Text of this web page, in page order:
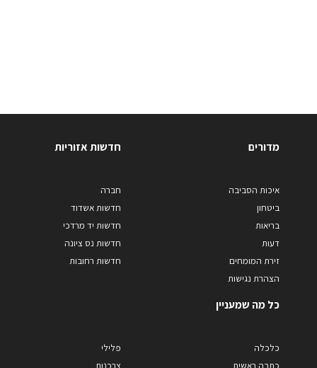
מדורים
איכות הסביבה
ביטחון
בריאות
דעות
זירת המומחים
הצהרת נגישות
חדשות אזוריות
חברה
חדשות אשדוד
חדשות יד מרדכי
חדשות נס ציונה
חדשות רחובות
כל מה שמעניין
כלכלה
כתבה ראשית
פלילי
צרכנות